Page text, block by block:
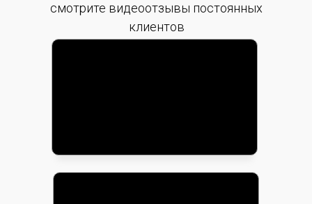
смотрите видеоотзывы постоянных
клиентов